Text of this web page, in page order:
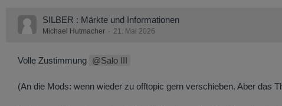
SILBER : Märkte und Informationen
Michael Hutmacher 21. Mai 2026
Volle Zustimmung Salo III
(An die Mods: wenn wieder zu offtopic gern verschieben. Aber das